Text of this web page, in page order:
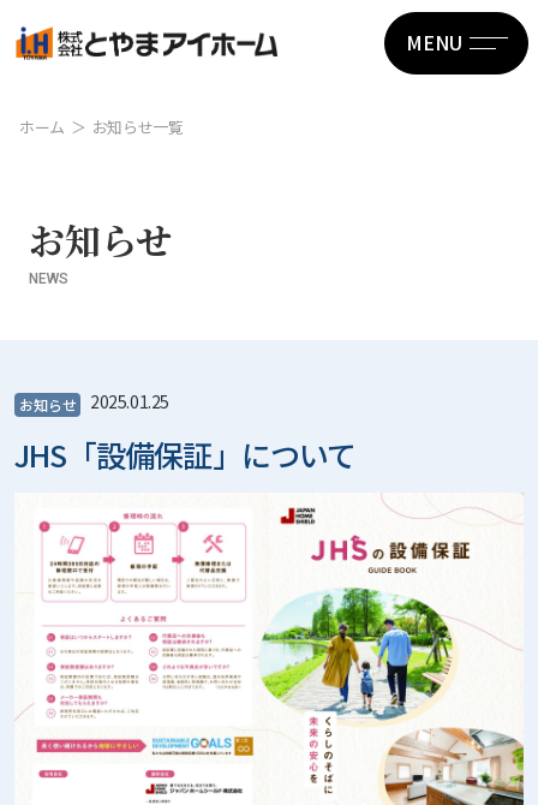
MENU
ホーム お知らせ一覧
お知らせ
NEWS
お知らせ 2025.01.25
JHS「設備保証」について